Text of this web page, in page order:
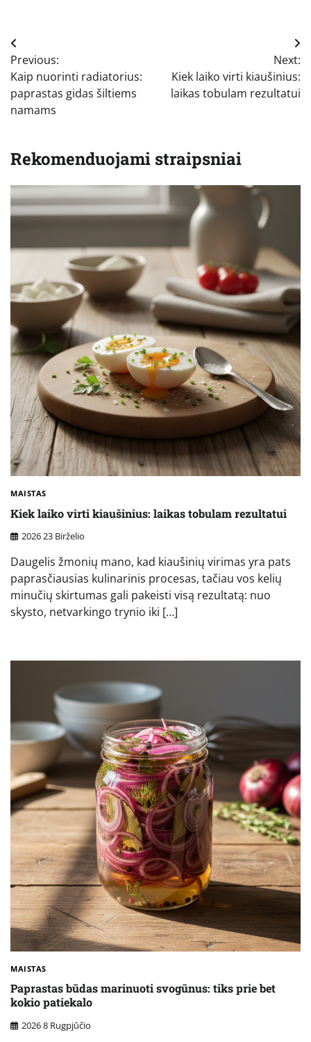
Navigacija
tarp
įrašų
Previous:
Kaip nuorinti radiatorius:
paprastas gidas šiltiems
namams
Next:
Kiek laiko virti kiaušinius:
laikas tobulam rezultatui
Rekomenduojami straipsniai
MAISTAS
Kiek laiko virti kiaušinius: laikas tobulam rezultatui
2026 23 Birželio
Daugelis žmonių mano, kad kiaušinių virimas yra pats
paprasčiausias kulinarinis procesas, tačiau vos kelių
minučių skirtumas gali pakeisti visą rezultatą: nuo
skysto, netvarkingo trynio iki […]
MAISTAS
Paprastas būdas marinuoti svogūnus: tiks prie bet
kokio patiekalo
2026 8 Rugpjūčio